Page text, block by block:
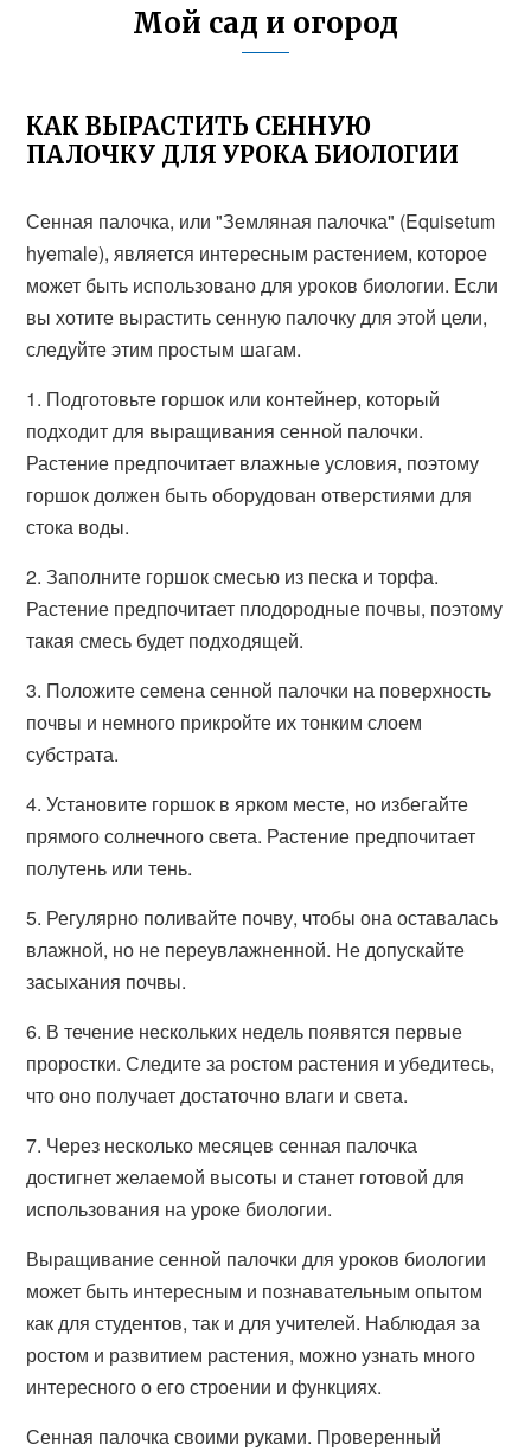
Мой сад и огород
КАК ВЫРАСТИТЬ СЕННУЮ
ПАЛОЧКУ ДЛЯ УРОКА БИОЛОГИИ
Сенная палочка, или "Земляная палочка" (Equisetum
hyemale), является интересным растением, которое
может быть использовано для уроков биологии. Если
вы хотите вырастить сенную палочку для этой цели,
следуйте этим простым шагам.
1. Подготовьте горшок или контейнер, который
подходит для выращивания сенной палочки.
Растение предпочитает влажные условия, поэтому
горшок должен быть оборудован отверстиями для
стока воды.
2. Заполните горшок смесью из песка и торфа.
Растение предпочитает плодородные почвы, поэтому
такая смесь будет подходящей.
3. Положите семена сенной палочки на поверхность
почвы и немного прикройте их тонким слоем
субстрата.
4. Установите горшок в ярком месте, но избегайте
прямого солнечного света. Растение предпочитает
полутень или тень.
5. Регулярно поливайте почву, чтобы она оставалась
влажной, но не переувлажненной. Не допускайте
засыхания почвы.
6. В течение нескольких недель появятся первые
проростки. Следите за ростом растения и убедитесь,
что оно получает достаточно влаги и света.
7. Через несколько месяцев сенная палочка
достигнет желаемой высоты и станет готовой для
использования на уроке биологии.
Выращивание сенной палочки для уроков биологии
может быть интересным и познавательным опытом
как для студентов, так и для учителей. Наблюдая за
ростом и развитием растения, можно узнать много
интересного о его строении и функциях.
Сенная палочка своими руками. Проверенный